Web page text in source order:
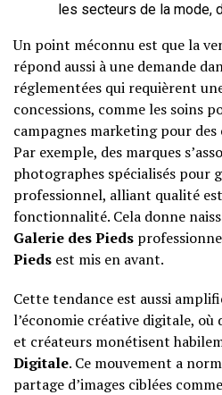
les secteurs de la mode,
Un point méconnu est que la
répond aussi à une demande
réglementées qui requièrent
concessions, comme les soins
campagnes marketing pour des
Par exemple, des marques
photographes spécialisés pour
professionnel, alliant qualité
fonctionnalité. Cela donne
Galerie des Pieds
Pieds est mis en avant.
Cette tendance est aussi
l’économie créative digitale,
et créateurs monétisent
Digitale. Ce mouvement a
partage d’images ciblées